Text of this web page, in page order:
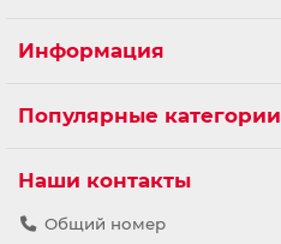
Информация
Популярные категории
Наши контакты
Общий номер